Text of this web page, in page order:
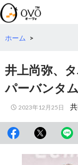
検
索
コ
テ
へ
動
ホーム >
井上尚弥、
パーバンタ
2023年12月25日